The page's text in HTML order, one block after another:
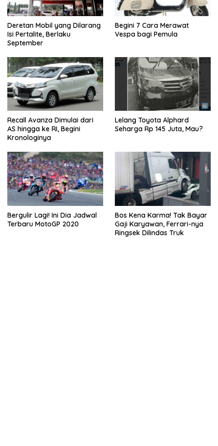
Deretan Mobil yang Dilarang
Isi Pertalite, Berlaku
September
Begini 7 Cara Merawat
Vespa bagi Pemula
Recall Avanza Dimulai dari
AS hingga ke RI, Begini
Kronologinya
Lelang Toyota Alphard
Seharga Rp 145 Juta, Mau?
Bergulir Lagi! Ini Dia Jadwal
Terbaru MotoGP 2020
Bos Kena Karma! Tak Bayar
Gaji Karyawan, Ferrari-nya
Ringsek Dilindas Truk